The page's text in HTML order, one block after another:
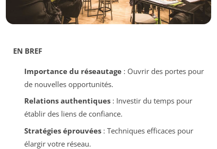
EN BREF
Importance du réseautage: Ouvrir des portes pour
de nouvelles opportunités.
Relations authentiques: Investir du temps pour
établir des liens de confiance.
Stratégies éprouvées: Techniques efficaces pour
élargir votre réseau.